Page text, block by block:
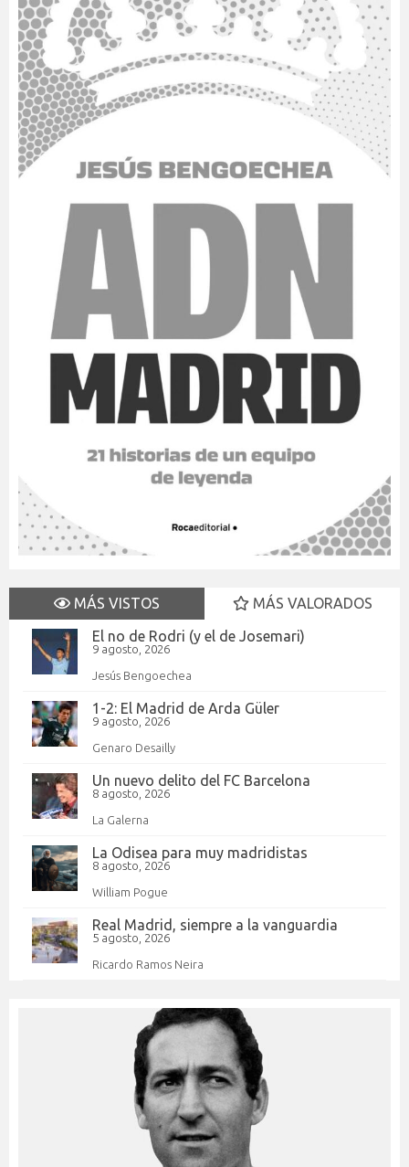
MÁS VISTOS
MÁS VALORADOS
El no de Rodri (y el de Josemari)
9 agosto, 2026
Jesús Bengoechea
1-2: El Madrid de Arda Güler
9 agosto, 2026
Genaro Desailly
Un nuevo delito del FC Barcelona
8 agosto, 2026
La Galerna
La Odisea para muy madridistas
8 agosto, 2026
William Pogue
Real Madrid, siempre a la vanguardia
5 agosto, 2026
Ricardo Ramos Neira